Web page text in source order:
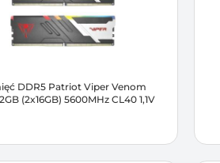
DDR5 Patriot Viper Venom
(2x16GB) 5600MHz CL40 1,1V